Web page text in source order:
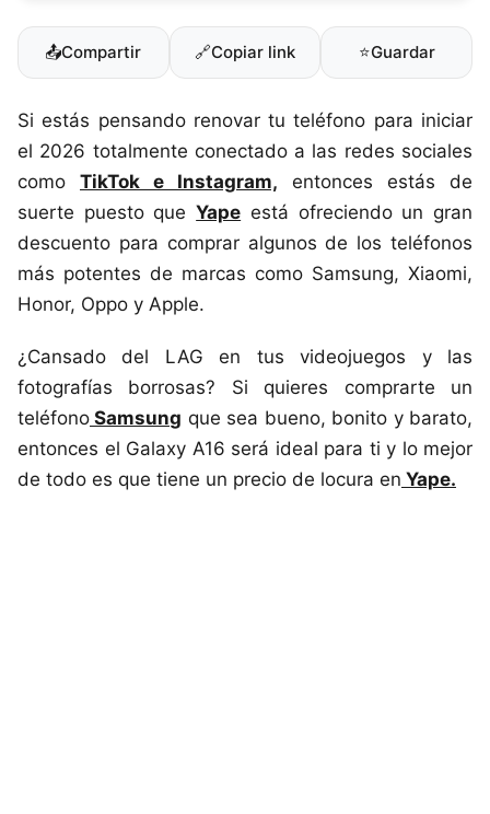
📤Compartir 🔗Copiar link ⭐Guardar
Si estás pensando renovar tu teléfono para iniciar
el 2026 totalmente conectado a las redes sociales
como TikTok e Instagram, entonces estás de
suerte puesto queYape está ofreciendo un gran
descuento para comprar algunos de los teléfonos
más potentes de marcas como Samsung, Xiaomi,
Honor, Oppo y Apple.
¿Cansado del LAG en tus videojuegos y las
fotografías borrosas? Si quieres comprarte un
teléfono Samsung que sea bueno, bonito y barato,
entonces el Galaxy A16 será ideal para ti y lo mejor
de todo es que tiene un precio de locura en Yape.